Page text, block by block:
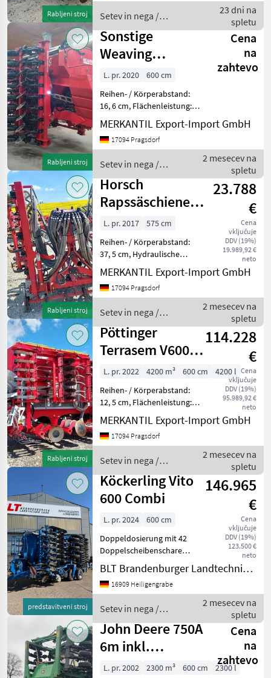
Rabljeni stroj
Beleuchtung / War
Setev in nega /
Sonstige
23 dni na
spletu
Rabljeni stroj
Sonstige
Weaving
GD6001T für
Saat und Dünger
Cena
na
zahtevo
L. pr. 2020
600 cm
Reihen- / Körperabstand:
16, 6 cm, Flächenleistung:
1420 ha, Hydraulische
Klappung,
Reihendüngerstreuer
mit Doppeltank 5000 Liter
für Saa
MERKANTIL Export-Import GmbH
17094 Pragsdorf
Setev in nega /
Sonstige
2 mesecev na
spletu
Rabljeni stroj
Horsch
Rapssäschiene
für Focus 6.75
TD
23.788
€
Cena
vključuje
DDV (19%)
19.989,92 €
neto
L. pr. 2017
575 cm
Reihen- / Körperabstand:
37, 5 cm, Hydraulische
Klappung,
Zweischeibenschare
________ Gut gepflegte
die Horsch Focus 6.75 TD
Dreipunktanba
MERKANTIL Export-Import GmbH
17094 Pragsdorf
Setev in nega /
Horsch
2 mesecev na
spletu
Rabljeni stroj
Pöttinger
Terrasem V6000
D mit
Düngerausstattung
114.228
€
Cena
vključuje
DDV (19%)
95.989,92 €
neto
L. pr. 2022 4200 m³ 600 cm
4200 l
Reihen- / Körperabstand:
12, 5 cm, Flächenleistung:
3980 ha, Hydraulische
Klappung, Striegel,
Zweischeibenschare
Scheibenegge 24 einscheib
MERKANTIL Export-Import GmbH
17094 Pragsdorf
Setev in nega /
Pöttinger
2 mesecev na
spletu
predstavitveni stroj
Köckerling Vito
600 Combi
146.965
€
Cena
vključuje
DDV (19%)
123.500 €
neto
L. pr. 2024
600 cm
Doppeldosierung mit 42
Doppelscheibenschare
Gebläse über
Traktorhydraulik Fahrwerk
mit Druckluftbremse
elektro hydraulisch
Düngerschare Un
BLT Brandenburger Landtechnik GmbH
16909 Heiligengrabe
Setev in nega /
Köckerling
2 mesecev na
spletu
John Deere 750A
6m inkl.
Werkstattdurchsicht
Cena
na
zahtevo
L. pr. 2002 2300 m³ 600 cm
2300 l